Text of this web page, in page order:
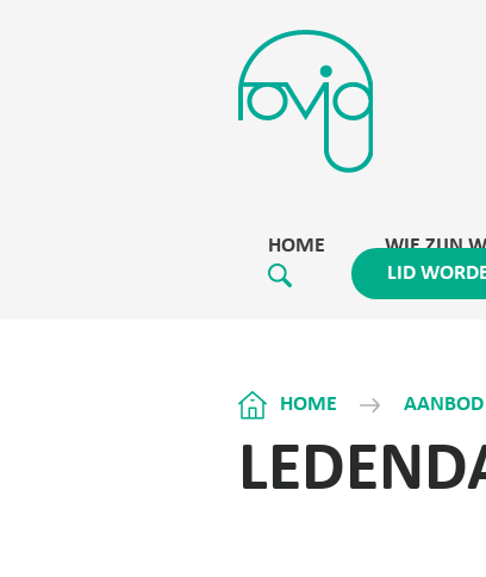
HOME WIE ZIJN
LID
HOME AANBOD